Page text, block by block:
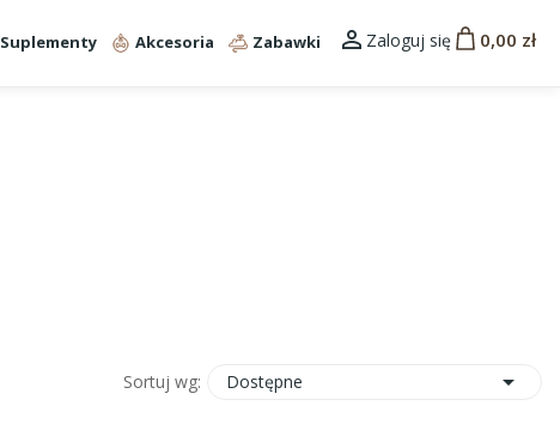
Suplementy Akcesoria Zabawki  Zaloguj się 0,00 zł
Sortuj wg: Dostępne 